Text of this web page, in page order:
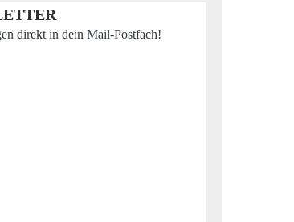
direkt in dein Mail-Postfach!